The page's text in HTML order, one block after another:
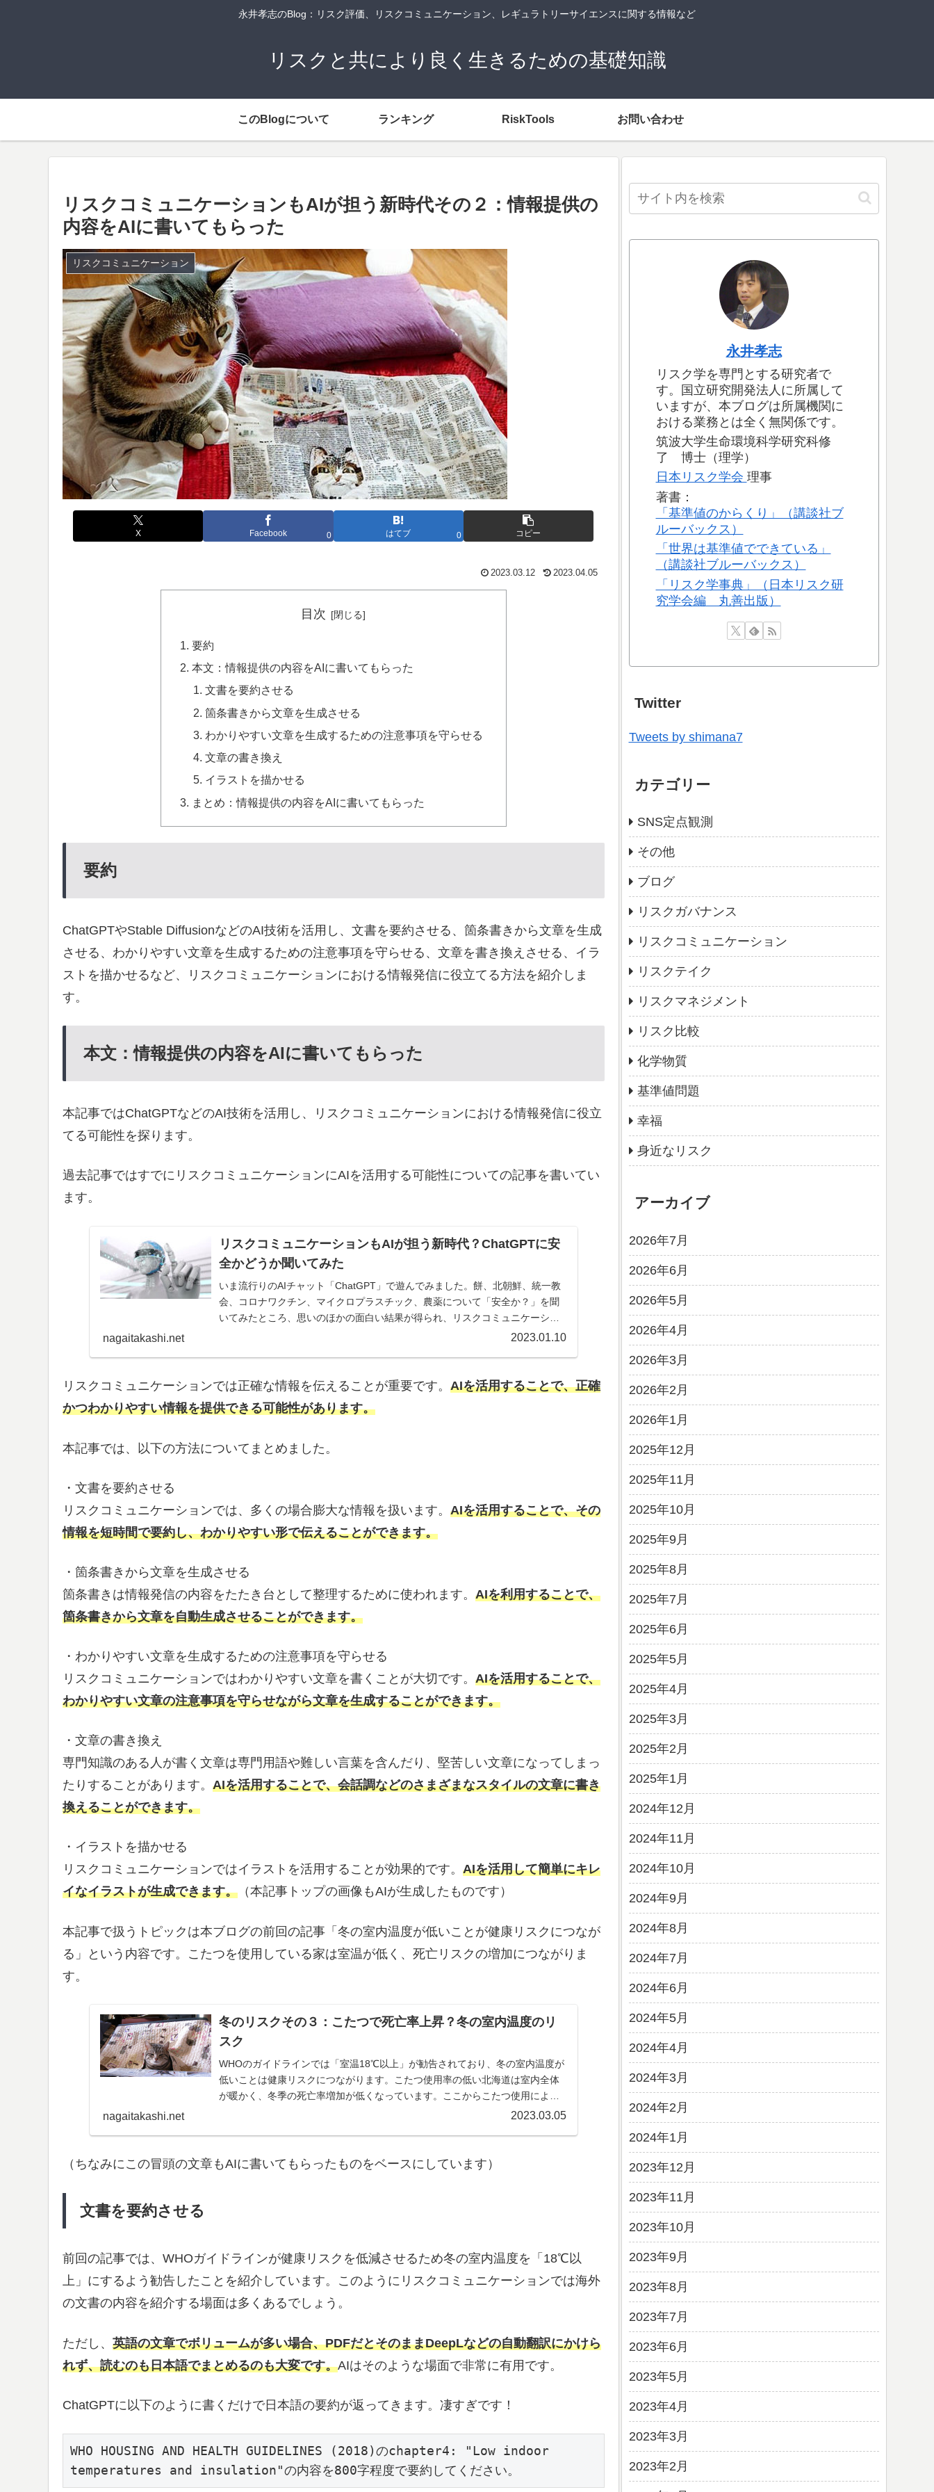
永井孝志のBlog：リスク評価、リスクコミュニケーション、レギュラトリーサイエンスに関する情報など
リスクと共により良く生きるための基礎知識
このBlogについて ランキング RiskTools お問い合わせ
リスクコミュニケーションもAIが担う新時代その２：情報提供の
内容をAIに書いてもらった
リスクコミュニケーション
X Facebook 0 はてブ 0 コピー
2023.03.12 2023.04.05
目次
要約
本文：情報提供の内容をAIに書いてもらった
文書を要約させる
箇条書きから文章を生成させる
わかりやすい文章を生成するための注意事項を守らせる
文章の書き換え
イラストを描かせる
まとめ：情報提供の内容をAIに書いてもらった
要約
ChatGPTやStable DiffusionなどのAI技術を活用し、文書を要約させる、箇条書きから文章を生成
させる、わかりやすい文章を生成するための注意事項を守らせる、文章を書き換えさせる、イラ
ストを描かせるなど、リスクコミュニケーションにおける情報発信に役立てる方法を紹介しま
す。
本文：情報提供の内容をAIに書いてもらった
本記事ではChatGPTなどのAI技術を活用し、リスクコミュニケーションにおける情報発信に役立
てる可能性を探ります。
過去記事ではすでにリスクコミュニケーションにAIを活用する可能性についての記事を書いてい
ます。
リスクコミュニケーションもAIが担う新時代？ChatGPTに安
全かどうか聞いてみた
いま流行りのAIチャット「ChatGPT」で遊んでみました。餅、北朝鮮、統一教
会、コロナワクチン、マイクロプラスチック、農薬について「安全か？」を聞
いてみたところ、思いのほかの面白い結果が得られ、リスクコミュニケーショ
nagaitakashi.net 2023.01.10
リスクコミュニケーションでは正確な情報を伝えることが重要です。 AIを活用することで、正確
かつわかりやすい情報を提供できる可能性があります。
本記事では、以下の方法についてまとめました。
・文書を要約させる
リスクコミュニケーションでは、多くの場合膨大な情報を扱います。 AIを活用することで、その
情報を短時間で要約し、わかりやすい形で伝えることができます。
・箇条書きから文章を生成させる
箇条書きは情報発信の内容をたたき台として整理するために使われます。 AIを利用することで、
箇条書きから文章を自動生成させることができます。
・わかりやすい文章を生成するための注意事項を守らせる
リスクコミュニケーションではわかりやすい文章を書くことが大切です。 AIを活用することで、
わかりやすい文章の注意事項を守らせながら文章を生成することができます。
・文章の書き換え
専門知識のある人が書く文章は専門用語や難しい言葉を含んだり、堅苦しい文章になってしまっ
たりすることがあります。 AIを活用することで、会話調などのさまざまなスタイルの文章に書き
換えることができます。
・イラストを描かせる
リスクコミュニケーションではイラストを活用することが効果的です。 AIを活用して簡単にキレ
イなイラストが生成できます。（本記事トップの画像もAIが生成したものです）
本記事で扱うトピックは本ブログの前回の記事「冬の室内温度が低いことが健康リスクにつなが
る」という内容です。こたつを使用している家は室温が低く、死亡リスクの増加につながりま
す。
冬のリスクその３：こたつで死亡率上昇？冬の室内温度のリ
スク
WHOのガイドラインでは「室温18℃以上」が勧告されており、冬の室内温度が
低いことは健康リスクにつながります。こたつ使用率の低い北海道は室内全体
が暖かく、冬季の死亡率増加が低くなっています。ここからこたつ使用による
nagaitakashi.net 2023.03.05
（ちなみにこの冒頭の文章もAIに書いてもらったものをベースにしています）
文書を要約させる
前回の記事では、WHOガイドラインが健康リスクを低減させるため冬の室内温度を「18℃以
上」にするよう勧告したことを紹介しています。このようにリスクコミュニケーションでは海外
の文書の内容を紹介する場面は多くあるでしょう。
ただし、 英語の文章でボリュームが多い場合、PDFだとそのままDeepLなどの自動翻訳にかけら
れず、読むのも日本語でまとめるのも大変です。AIはそのような場面で非常に有用です。
ChatGPTに以下のように書くだけで日本語の要約が返ってきます。凄すぎです！
WHO HOUSING AND HEALTH GUIDELINES (2018)のchapter4: "Low indoor
temperatures and insulation"の内容を800字程度で要約してください。
永井孝志
リスク学を専門とする研究者で
す。国立研究開発法人に所属して
いますが、本ブログは所属機関に
おける業務とは全く無関係です。
筑波大学生命環境科学研究科修
了 博士（理学）
日本リスク学会 理事
著書：
「基準値のからくり」（講談社ブ
ルーバックス）
「世界は基準値でできている」
（講談社ブルーバックス）
「リスク学事典」（日本リスク研
究学会編 丸善出版）
Twitter
Tweets by shimana7
カテゴリー
SNS定点観測
その他
ブログ
リスクガバナンス
リスクコミュニケーション
リスクテイク
リスクマネジメント
リスク比較
化学物質
基準値問題
幸福
身近なリスク
アーカイブ
2026年7月
2026年6月
2026年5月
2026年4月
2026年3月
2026年2月
2026年1月
2025年12月
2025年11月
2025年10月
2025年9月
2025年8月
2025年7月
2025年6月
2025年5月
2025年4月
2025年3月
2025年2月
2025年1月
2024年12月
2024年11月
2024年10月
2024年9月
2024年8月
2024年7月
2024年6月
2024年5月
2024年4月
2024年3月
2024年2月
2024年1月
2023年12月
2023年11月
2023年10月
2023年9月
2023年8月
2023年7月
2023年6月
2023年5月
2023年4月
2023年3月
2023年2月